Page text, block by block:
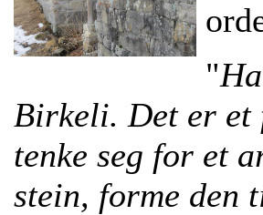
"
Birkeli. Det er et
tenke seg for et
stein, forme den